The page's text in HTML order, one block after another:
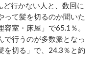
ど行かない人と、数回に
って髪を切るのか聞いた
室・床屋」で65.1％。
で行うのが多数派となっ
を切る」で、24.3％と約